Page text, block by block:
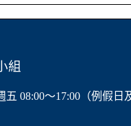
組
五 08:00～17:00（例假日